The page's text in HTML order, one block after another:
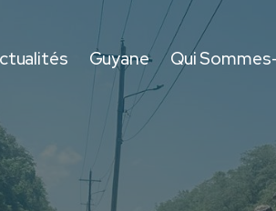
Guyane Qui